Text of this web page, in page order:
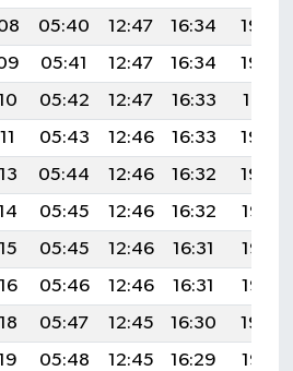
05:40 12:47 16:34
19:43
05:41 12:47 16:34
19:42
05:42 12:47 16:33
19:41
05:43 12:46 16:33
19:40
05:44 12:46 16:32
19:39
05:45 12:46 16:32
19:37
05:45 12:46 16:31
19:36
05:46 12:46 16:31
19:35
05:47 12:45 16:30
19:34
05:48 12:45 16:29
19:32